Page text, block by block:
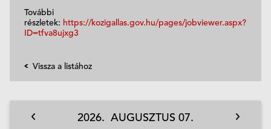
További
részletek: https://kozigallas.gov.hu/pages/jobviewer.aspx?
ID=tfva8ujxg3
Vissza a listához
2026. AUGUSZTUS 07.